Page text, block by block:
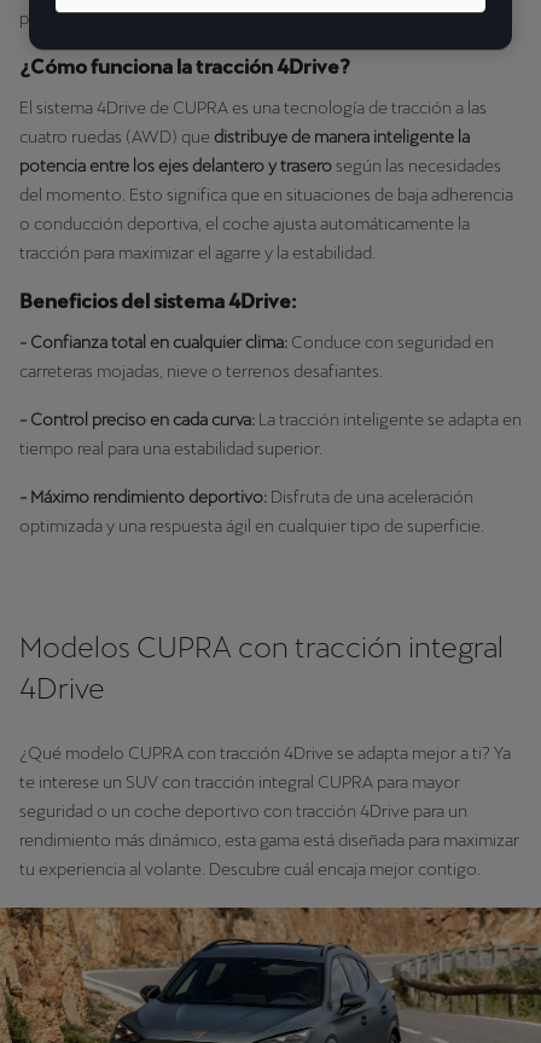
precisión en cada curva.
¿Cómo funciona la tracción 4Drive?
El sistema 4Drive de CUPRA es una tecnología de tracción a las
cuatro ruedas (AWD) que distribuye de manera inteligente la
potencia entre los ejes delantero y traserosegún las necesidades
del momento. Esto significa que en situaciones de baja adherencia
o conducción deportiva, el coche ajusta automáticamente la
tracción para maximizar el agarre y la estabilidad.
Beneficios del sistema 4Drive:
- Confianza total en cualquier clima: Conduce con seguridad en
carreteras mojadas, nieve o terrenos desafiantes.
- Control preciso en cada curva: La tracción inteligente se adapta en
tiempo real para una estabilidad superior.
- Máximo rendimiento deportivo: Disfruta de una aceleración
optimizada y una respuesta ágil en cualquier tipo de superficie.
Modelos CUPRA con tracción integral
4Drive
¿Qué modelo CUPRA con tracción 4Drive se adapta mejor a ti? Ya
te interese un SUV con tracción integral CUPRA para mayor
seguridad o un coche deportivo con tracción 4Drive para un
rendimiento más dinámico, esta gama está diseñada para maximizar
tu experiencia al volante. Descubre cuál encaja mejor contigo.